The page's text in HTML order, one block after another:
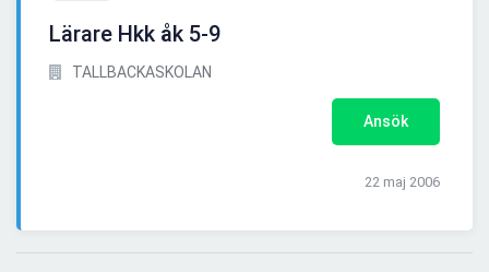
Lärare Hkk åk 5-9
TALLBACKASKOLAN
Ansök
22 maj 2006